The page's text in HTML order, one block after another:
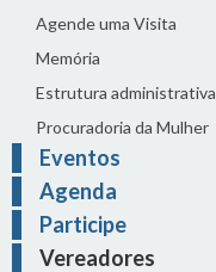
Agende uma Visita
Memória
Estrutura administrativa
Procuradoria da Mulher
Eventos
Agenda
Participe
Vereadores